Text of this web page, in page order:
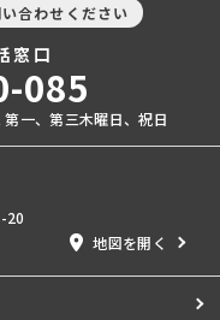
合わせください
窓口
085
一、第三木曜日、祝日
20
地図を開く